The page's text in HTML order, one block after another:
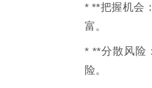
* **把握机会
富。
* **分散风险
险。